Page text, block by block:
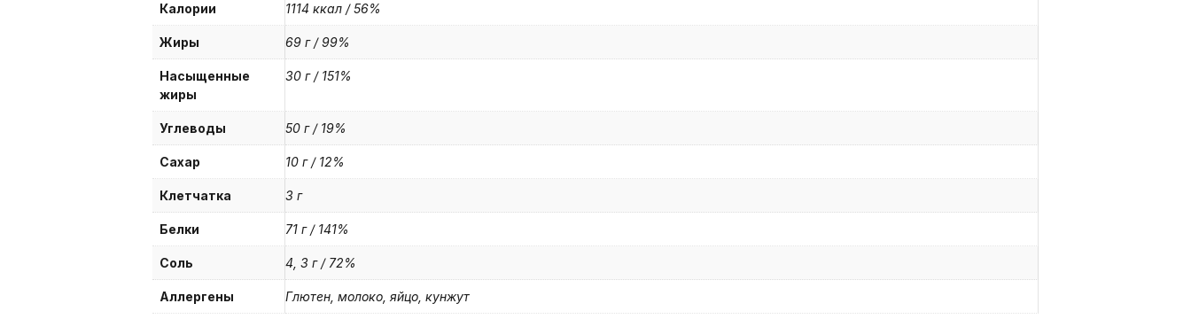
Калории 1114 ккал / 56%
Жиры 69 г / 99%
Насыщенные
жиры
30 г / 151%
Углеводы 50 г / 19%
Сахар 10 г / 12%
Клетчатка 3 г
Белки 71 г / 141%
Соль 4, 3 г / 72%
Аллергены Глютен, молоко, яйцо, кунжут